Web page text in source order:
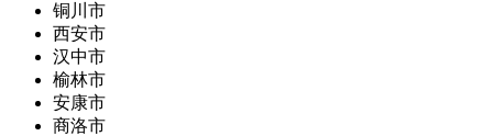
铜川市
西安市
汉中市
榆林市
安康市
商洛市